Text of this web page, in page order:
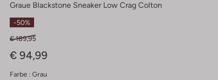
Graue Blackstone Sneaker Low Crag Colton
-50%
€ 189,95
€ 94,99
Farbe : Grau